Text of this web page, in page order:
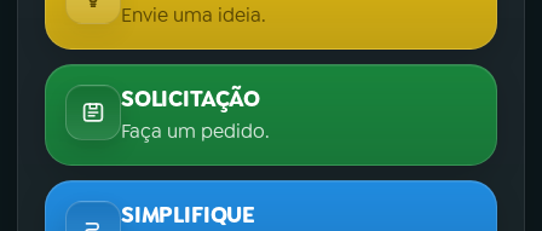
Envie uma ideia.
SOLICITAÇÃO
Faça um pedido.
SIMPLIFIQUE